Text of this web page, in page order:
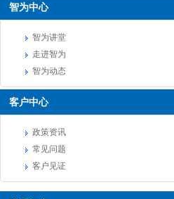
智为中心
智为讲堂
走进智为
智为动态
客户中心
政策资讯
常见问题
客户见证